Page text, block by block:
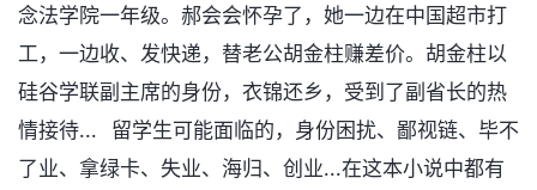
念法学院一年级。郝会会怀孕了，她一边在中国超市打
工，一边收、发快递，替老公胡金柱赚差价。胡金柱以
硅谷学联副主席的身份，衣锦还乡，受到了副省长的热
情接待... 留学生可能面临的，身份困扰、鄙视链、毕不
了业、拿绿卡、失业、海归、创业...在这本小说中都有